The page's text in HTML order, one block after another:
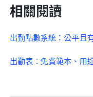
相關閱讀
出勤點數系統：公平且
出勤表：免費範本、用